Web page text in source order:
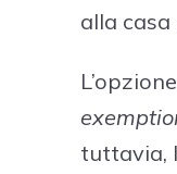
alla
tuttavia,